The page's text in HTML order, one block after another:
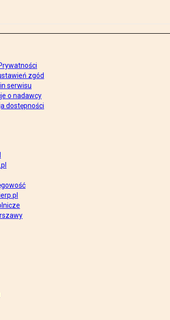
zgód
serwisu
o nadawcy
dostępności